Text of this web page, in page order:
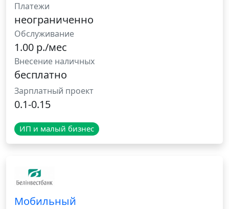
Платежи
неограниченно
Обслуживание
1.00 р./мес
Внесение наличных
бесплатно
Зарплатный проект
0.1-0.15
ИП и малый бизнес
Мобильный